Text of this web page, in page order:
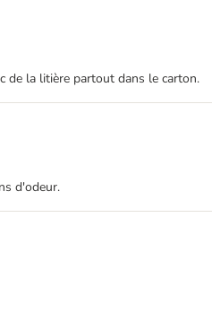
de la litière partout dans le carton.
d'odeur.